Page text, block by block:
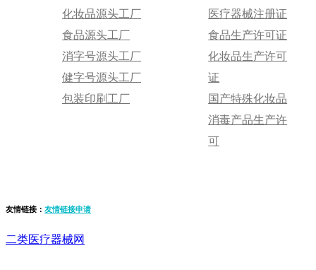
化妆品源头工厂
食品源头工厂
消字号源头工厂
健字号源头工厂
包装印刷工厂
医疗器械注册证
食品生产许可证
化妆品生产许可
证
国产特殊化妆品
消毒产品生产许
可
友情链接： 友情链接申请
二类医疗器械网